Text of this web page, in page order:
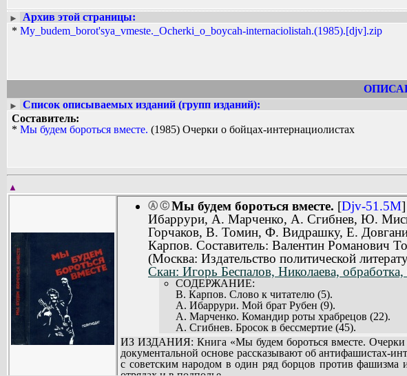
►
Архив этой страницы:
* My_budem_borot'sya_vmeste._Ocherki_o_boycah-internaciolistah.(1985).[djv].zip
►
Список описываемых изданий (групп изданий):
Составитель:
* Мы будем бороться вместе. (1985) Очерки о бойцах-интернациолистах
▲
Ⓐ Ⓒ Мы будем бороться вместе. [Djv-51.5M
Ибаррури, А. Марченко, А. Сгибнев, Ю.
Горчаков, В. Томин, Ф. Видрашку, Е.
Карпов. Составитель: Валентин Романович
(Москва: Издательство политической
Скан: Игорь Беспалов, Николаева,
СОДЕРЖАНИЕ:
В. Карпов. Слово к читателю (5).
А. Ибаррури. Мой брат Рубен (9).
А. Марченко. Командир роты храбрецов (22).
А. Сгибнев. Бросок в бессмертие (45).
Ю. Мисюрев. Я хочу жить, но и смерти не
Ю. Анохин. «За Болгарию! За Советский
А. Полянский. Дорога длиною в жизнь (108).
Т. Гладков. «Я антифашист и должен
ИЗ ИЗДАНИЯ: Книга «Мы будем бороться вместе. Очерки
документальной основе рассказывают об антифашистах-
с советским народом в один ряд борцов против фашизма